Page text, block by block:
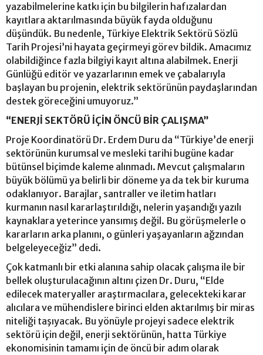
yazabilmelerine katkı için bu bilgilerin hafızalardan
kayıtlara aktarılmasında büyük fayda olduğunu
düşündük. Bu nedenle, Türkiye Elektrik Sektörü Sözlü
Tarih Projesi’ni hayata geçirmeyi görev bildik. Amacımız
olabildiğince fazla bilgiyi kayıt altına alabilmek. Enerji
Günlüğü editör ve yazarlarının emek ve çabalarıyla
başlayan bu projenin, elektrik sektörünün paydaşlarından
destek göreceğini umuyoruz.”
“ENERJİ SEKTÖRÜ İÇİN ÖNCÜ BİR ÇALIŞMA”
Proje Koordinatörü Dr. Erdem Duru da “Türkiye’de enerji
sektörünün kurumsal ve mesleki tarihi bugüne kadar
bütünsel biçimde kaleme alınmadı. Mevcut çalışmaların
büyük bölümü ya belirli bir döneme ya da tek bir kuruma
odaklanıyor. Barajlar, santraller ve iletim hatları
kurmanın nasıl kararlaştırıldığı, nelerin yaşandığı yazılı
kaynaklara yeterince yansımış değil. Bu görüşmelerle o
kararların arka planını, o günleri yaşayanların ağzından
belgeleyeceğiz” dedi.
Çok katmanlı bir etki alanına sahip olacak çalışma ile bir
bellek oluşturulacağının altını çizen Dr. Duru, “Elde
edilecek materyaller araştırmacılara, gelecekteki karar
alıcılara ve mühendislere birinci elden aktarılmış bir miras
niteliği taşıyacak. Bu yönüyle projeyi sadece elektrik
sektörü için değil, enerji sektörünün, hatta Türkiye
ekonomisinin tamamı için de öncü bir adım olarak